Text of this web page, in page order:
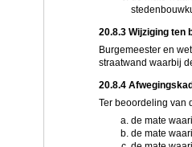
20.8.3 Wijziging ten
Burgemeester en
straatwand waarbij
20.8.4
Ter beoordeling van
de mate
de mate